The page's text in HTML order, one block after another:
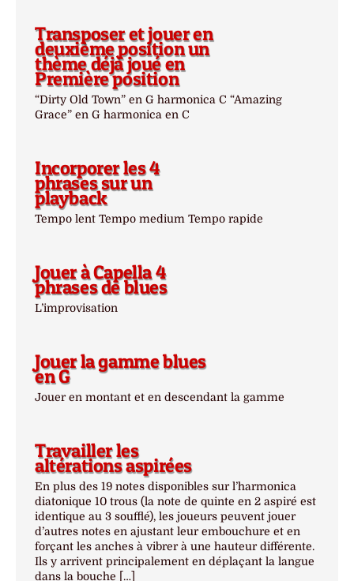
Transposer et jouer en
deuxième position un
thème déjà joué en
Première position
“Dirty Old Town” en G harmonica C “Amazing
Grace” en G harmonica en C
Incorporer les 4
phrases sur un
playback
Tempo lent Tempo medium Tempo rapide
Jouer à Capella 4
phrases de blues
L’improvisation
Jouer la gamme blues
en G
Jouer en montant et en descendant la gamme
Travailler les
altérations aspirées
En plus des 19 notes disponibles sur l’harmonica
diatonique 10 trous (la note de quinte en 2 aspiré est
identique au 3 soufflé), les joueurs peuvent jouer
d’autres notes en ajustant leur embouchure et en
forçant les anches à vibrer à une hauteur différente.
Ils y arrivent principalement en déplaçant la langue
dans la bouche […]